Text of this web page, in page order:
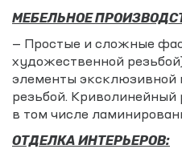
МЕБЕЛЬНОЕ
— Простые и сложные
художественной
элементы эксклюзивной
резьбой.
в том числе
ОТДЕЛКА ИНТЕРЬЕРОВ: